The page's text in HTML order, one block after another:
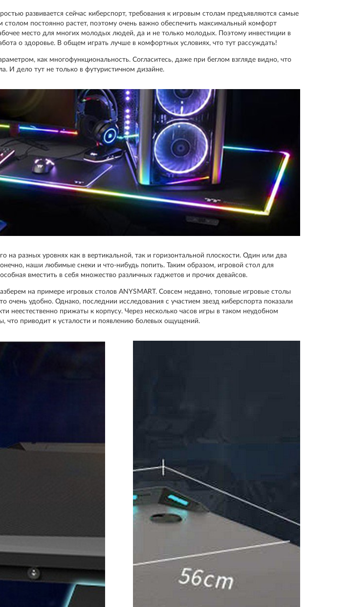
развивается сейчас киберспорт, требования к игровым столам предъявляются самые
постоянно растет, поэтому очень важно обеспечить максимальный комфорт
место для многих молодых людей, да и не только молодых. Поэтому инвестиции в
о здоровье. В общем играть лучше в комфортных условиях, что тут рассуждать!
как многофункциональность. Согласитесь, даже при беглом взгляде видно, что
И дело тут не только в футуристичном дизайне.
на разных уровнях как в вертикальной, так и горизонтальной плоскости. Один или два
наши любимые снеки и что-нибудь попить. Таким образом, игровой стол для
вместить в себя множество различных гаджетов и прочих девайсов.
на примере игровых столов ANYSMART. Совсем недавно, топовые игровые столы
удобно. Однако, последнии исследования с участием звезд киберспорта показали
неестественно прижаты к корпусу. Через несколько часов игры в таком неудобном
что приводит к усталости и появлению болевых ощущений.